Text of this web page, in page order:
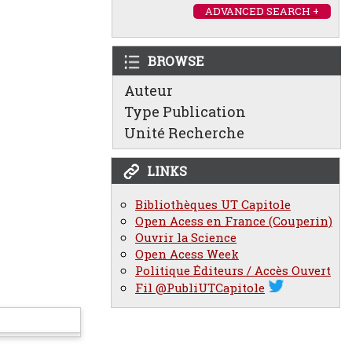
ADVANCED SEARCH +
BROWSE
Auteur
Type Publication
Unité Recherche
LINKS
Bibliothèques UT Capitole
Open Acess en France (Couperin)
Ouvrir la Science
Open Acess Week
Politique Éditeurs / Accès Ouvert
Fil @PubliUTCapitole